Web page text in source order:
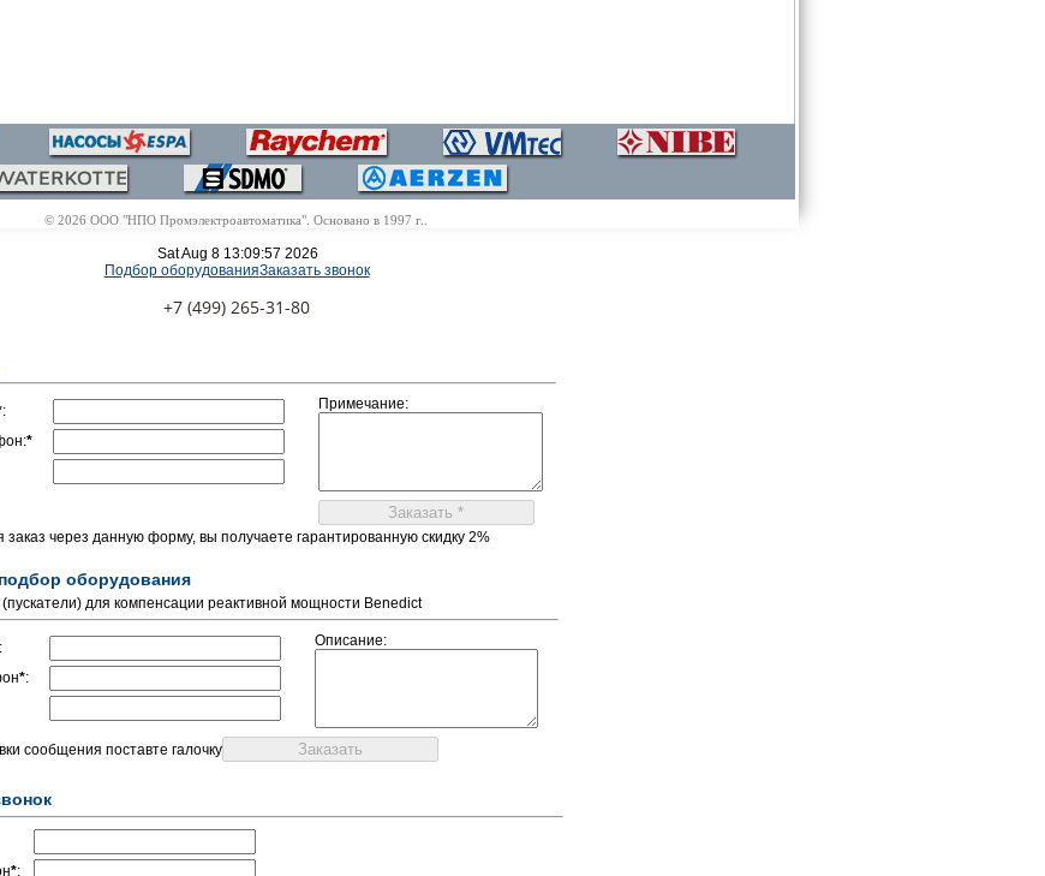
© 2026 ООО "НПО Промэлектроавтоматика". Основано в 1997 г..
Sat Aug 8 13:09:57 2026
Подбор оборудованияЗаказать звонок
+7 (499) 265-31-80
:
*
Примечание:
через данную форму, вы получаете гарантированную скидку 2%
оборудования
(пускатели) для компенсации реактивной мощности Benedict
:
*:
Описание:
сообщения поставте галочку
*: